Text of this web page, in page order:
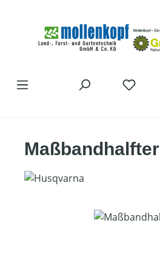
Maßbandhalfter
Bildergalerie überspringen